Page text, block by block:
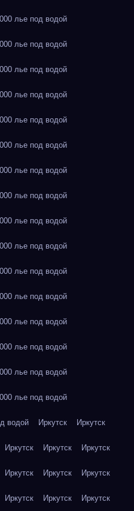
лье под водой
лье под водой
лье под водой
лье под водой
лье под водой
лье под водой
лье под водой
лье под водой
лье под водой
лье под водой
лье под водой
лье под водой
лье под водой
лье под водой
лье под водой
лье под водой
водой Иркутск Иркутск
Иркутск Иркутск Иркутск
Иркутск Иркутск Иркутск
Иркутск Иркутск Иркутск